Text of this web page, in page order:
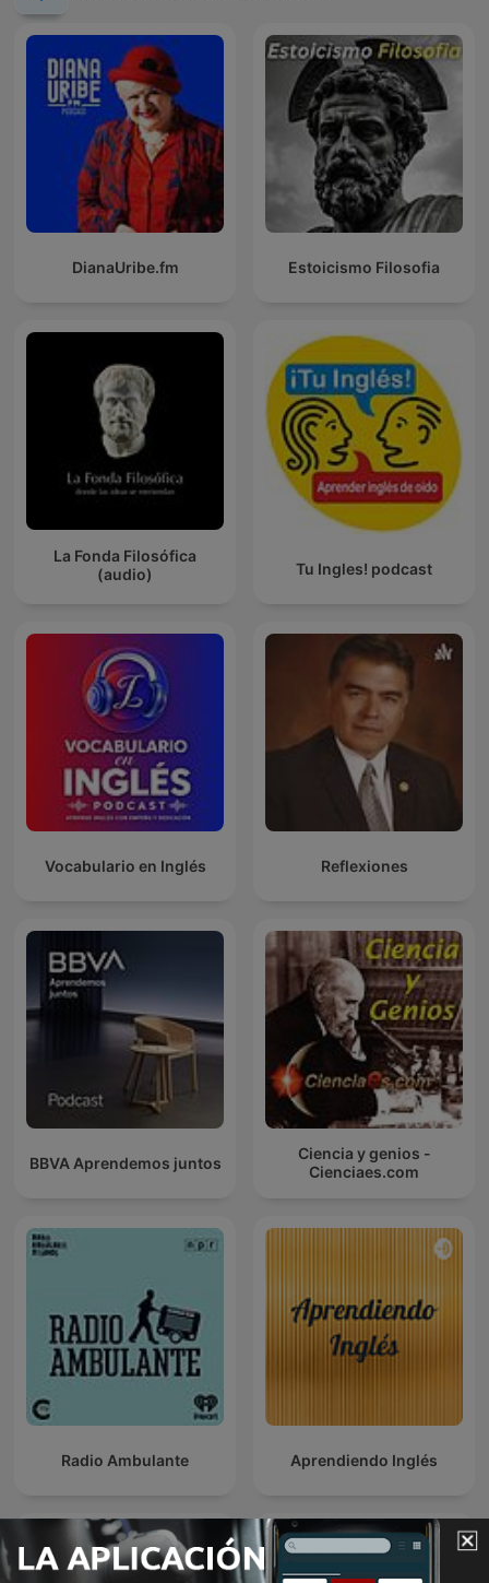
DianaUribe.fm Estoicismo Filosofia
La Fonda Filosófica
(audio)
Tu Ingles! podcast
Vocabulario en Inglés Reflexiones
BBVA Aprendemos juntos
Ciencia y genios -
Cienciaes.com
Radio Ambulante Aprendiendo Inglés